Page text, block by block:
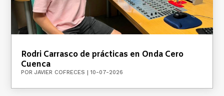
Rodri Carrasco de prácticas en Onda Cero
Cuenca
PORJAVIER COFRECES |10-07-2026